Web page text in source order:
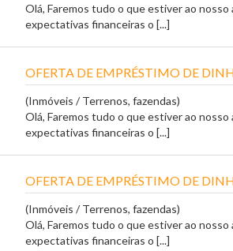
Olá, Faremos tudo o que estiver ao nosso
expectativas financeiras o [...]
OFERTA DE EMPRÉSTIMO DE
(Inmóveis / Terrenos, fazendas)
Olá, Faremos tudo o que estiver ao nosso
expectativas financeiras o [...]
OFERTA DE EMPRÉSTIMO DE
(Inmóveis / Terrenos, fazendas)
Olá, Faremos tudo o que estiver ao nosso
expectativas financeiras o [...]